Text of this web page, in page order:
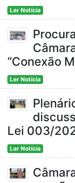
Ler Notícia
“Conexão
Ler Notícia
Lei 003/
Ler Notícia